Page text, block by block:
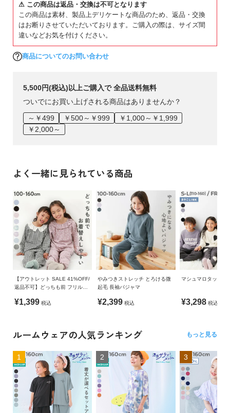
90cm
42 54.7
100cm
44 60.8 39
21.6
110cm
120cm
140cm
54 89.7
150cm
57 96 68
160cm
59 102.5 73
【ボーイズ】
リブ:綿95% ポリウレタン5%
【ガールズ】
[トップス] 本体:綿100% リブ:綿95% ポリウレタン5%
[パンツ] 綿100%
生産国
CHINA
備考
洗濯方法
ご注意事項
・摩擦や水、汗などで色が移ることがあります。ご注意くだ
さい。
・平置きにて採寸しているため、サイズや形に多少の誤差が
生じる場合があります。あらかじめご了承ください。
・生産時期により、多少色味が異なる場合がございますが、
⚠ この商品は返品・交換は不可となります
この商品は素材、製品上デリケートな商品のため、返品・交換
はお断りさせていただいております。ご購入の際は、サイズ間
違いなどお気を付けください。
商品についてのお問い合わせ
5,500円(税込)以上ご購入で 全品送料無料
ついでにお買い上げされる商品はありませんか？
～￥499
￥500～￥999
￥1,000～￥1,999
￥2,000～
よく一緒に見られている商品
【アウトレット SALE 41%OFF/
返品不可】どっちも前 フリルパ
¥1,399 税込
やみつきストレッチ とろける微
起毛 長袖パジャマ
¥2,399 税込
マシュマロタッチ
¥3,298 税込
ルームウェアの人気ランキング もっと見る
1 2 3